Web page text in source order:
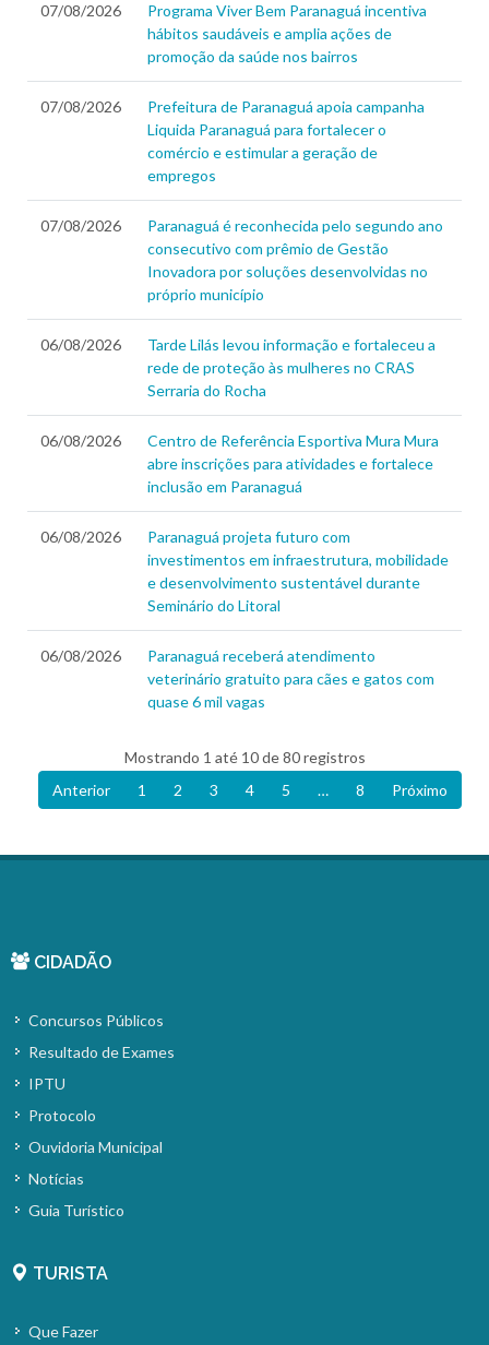
07/08/2026
Programa Viver Bem Paranaguá incentiva
hábitos saudáveis e amplia ações de
promoção da saúde nos bairros
07/08/2026
Prefeitura de Paranaguá apoia campanha
Liquida Paranaguá para fortalecer o
comércio e estimular a geração de
empregos
07/08/2026
Paranaguá é reconhecida pelo segundo ano
consecutivo com prêmio de Gestão
Inovadora por soluções desenvolvidas no
próprio município
06/08/2026
Tarde Lilás levou informação e fortaleceu a
rede de proteção às mulheres no CRAS
Serraria do Rocha
06/08/2026
Centro de Referência Esportiva Mura Mura
abre inscrições para atividades e fortalece
inclusão em Paranaguá
06/08/2026
Paranaguá projeta futuro com
investimentos em infraestrutura, mobilidade
e desenvolvimento sustentável durante
Seminário do Litoral
06/08/2026
Paranaguá receberá atendimento
veterinário gratuito para cães e gatos com
quase 6 mil vagas
Mostrando 1 até 10 de 80 registros
Anterior
1 2 3 4 5 … 8 Próximo
CIDADÃO
Concursos Públicos
Resultado de Exames
IPTU
Protocolo
Ouvidoria Municipal
Notícias
Guia Turístico
TURISTA
Que Fazer